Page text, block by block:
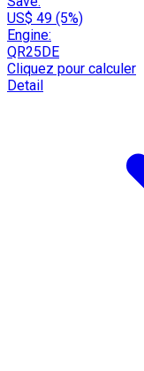
US$ 49 (5%)
Engine:
QR25DE
Cliquez pour calculer
Detail